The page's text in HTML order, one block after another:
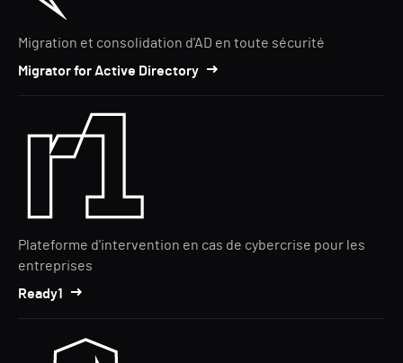
Migration et consolidation d'AD en toute sécurité
Migrator for Active Directory
Plateforme d'intervention en cas de cybercrise pour les
entreprises
Ready1